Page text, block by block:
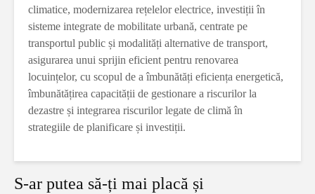
climatice, modernizarea rețelelor electrice, investiții în
sisteme integrate de mobilitate urbană, centrate pe
transportul public și modalități alternative de transport,
asigurarea unui sprijin eficient pentru renovarea
locuințelor, cu scopul de a îmbunătăți eficiența energetică,
îmbunătățirea capacității de gestionare a riscurilor la
dezastre și integrarea riscurilor legate de climă în
strategiile de planificare și investiții.
S-ar putea să-ți mai placă și